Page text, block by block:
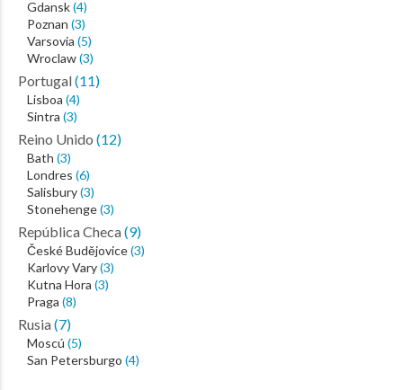
Gdansk(4)
Poznan (3)
Varsovia (5)
Wroclaw(3)
Portugal(11)
Lisboa (4)
Sintra (3)
Reino Unido (12)
Bath (3)
Londres (6)
Salisbury(3)
Stonehenge(3)
República Checa(9)
České Budějovice(3)
Karlovy Vary(3)
Kutna Hora (3)
Praga (8)
Rusia(7)
Moscú (5)
San Petersburgo (4)